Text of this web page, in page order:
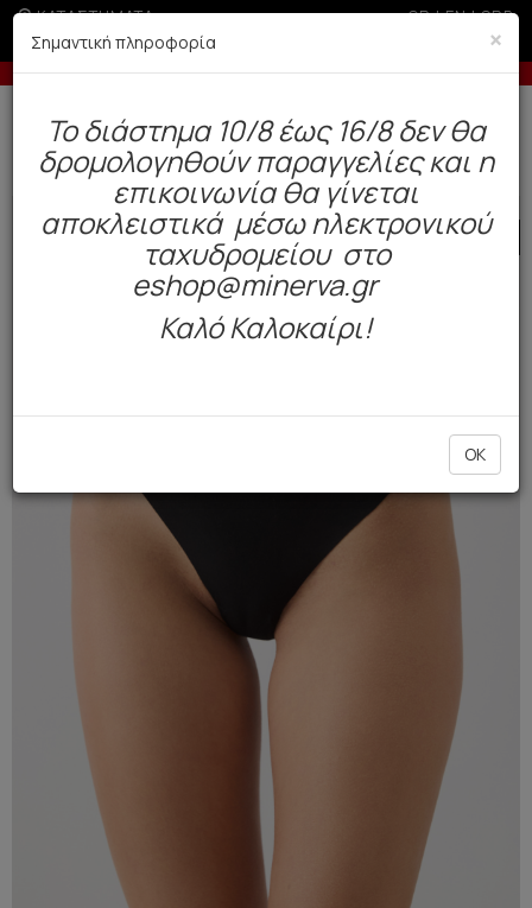
ΚΑΤΑΣΤΗΜΑΤΑ GR|EN|SRB
-10% σε παραγγελίες άνω των 200€
Δωρεάν αποστολή άνω των 49€. Παράδοση σε 3-5 εργάσιμες.
Γυναίκα Εσώρουχα Everyday Σλιπ
SALE
×
Σημαντική πληροφορία
To διάστημα 10/8 έως 16/8 δεν θα
δρομολογηθούν παραγγελίες και η
επικοινωνία θα γίνεται
αποκλειστικά μέσω ηλεκτρονικού
ταχυδρομείου στο
eshop@minerva.gr
Καλό Καλοκαίρι!
OK